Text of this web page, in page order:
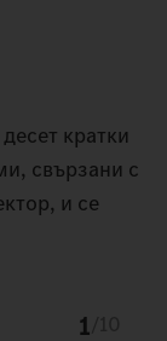
мощна система
Truck
кратки
свързани с
и се
1